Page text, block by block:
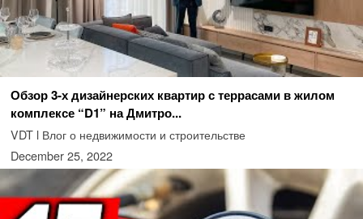
Обзор 3-х дизайнерских квартир с террасами в жилом
комплексе “D1” на Дмитро...
VDT l Влог о недвижимости и строительстве
December 25, 2022